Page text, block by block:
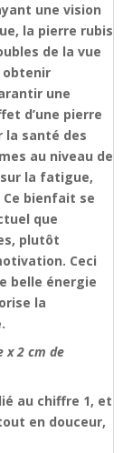
une vision
la pierre rubis
de la vue
obtenir
une
d’une pierre
santé des
au niveau de
la fatigue,
bienfait se
que
plutôt
Ceci
belle énergie
la
x 2 cm de
au chiffre 1, et
en douceur,